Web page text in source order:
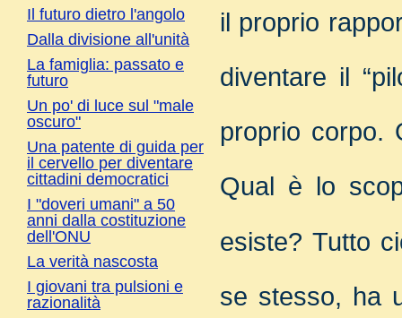
il proprio
diventare il
proprio corpo.
Qual è lo
esiste? Tutto
se stesso, ha
Il futuro dietro l'angolo
Dalla divisione all'unità
La famiglia: passato e
futuro
Un po' di luce sul "male
oscuro"
Una patente di guida per
il cervello per diventare
cittadini democratici
I "doveri umani" a 50
anni dalla costituzione
dell'ONU
La verità nascosta
I giovani tra pulsioni e
razionalità